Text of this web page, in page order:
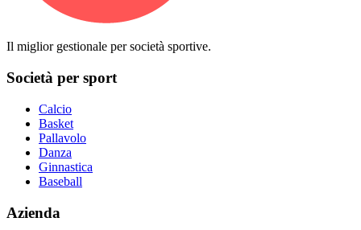
Il miglior gestionale per società sportive.
Società per sport
Calcio
Basket
Pallavolo
Danza
Ginnastica
Baseball
Azienda